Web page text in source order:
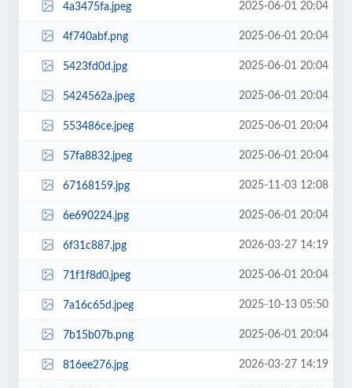
4a3475fa.jpeg 2025-06-01 20:04
4f740abf.png 2025-06-01 20:04
5423fd0d.jpg 2025-06-01 20:04
5424562a.jpeg 2025-06-01 20:04
553486ce.jpeg 2025-06-01 20:04
57fa8832.jpeg 2025-06-01 20:04
67168159.jpg 2025-11-03 12:08
6e690224.jpg 2025-06-01 20:04
6f31c887.jpg 2026-03-27 14:19
71f1f8d0.jpeg 2025-06-01 20:04
7a16c65d.jpeg 2025-10-13 05:50
7b15b07b.png 2025-06-01 20:04
816ee276.jpg 2026-03-27 14:19